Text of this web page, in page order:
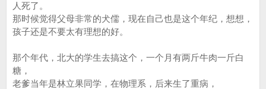
人死了。
那时候觉得父母非常的犬儒，现在自己也是这个年纪，想想，
孩子还是不要太有理想的好。
那个年代，北大的学生去搞这个，一个月有两斤牛肉一斤白
糖，
老爹当年是林立果同学，在物理系，后来生了重病，